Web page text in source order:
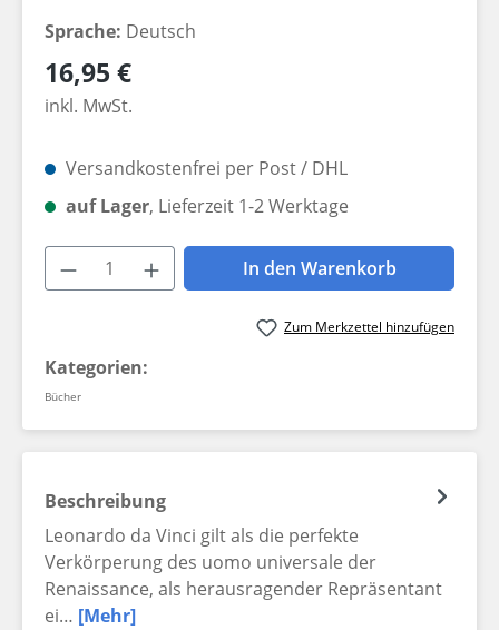
Sprache: Deutsch
Regulärer Preis:
16,95 €
inkl. MwSt.
Versandkostenfrei per Post / DHL
auf Lager, Lieferzeit 1-2 Werktage
Produkt Anzahl: Gib den
In den Warenkorb
Zum Merkzettel hinzufügen
Kategorien:
Bücher
Beschreibung
Leonardo da Vinci gilt als die perfekte
Verkörperung des uomo universale der
Renaissance, als herausragender Repräsentant
ei… [Mehr]